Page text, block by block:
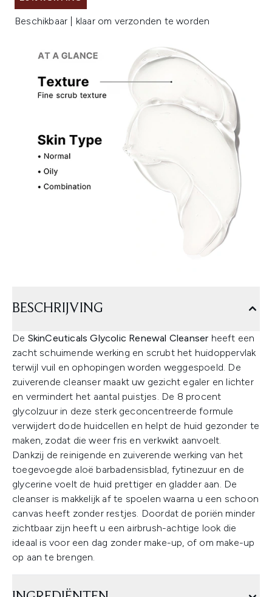
Beschikbaar | klaar om verzonden te worden
BESCHRIJVING
De SkinCeuticals Glycolic Renewal Cleanser heeft een
zacht schuimende werking en scrubt het huidoppervlak
terwijl vuil en ophopingen worden weggespoeld. De
zuiverende cleanser maakt uw gezicht egaler en lichter
en vermindert het aantal puistjes. De 8 procent
glycolzuur in deze sterk geconcentreerde formule
verwijdert dode huidcellen en helpt de huid gezonder te
maken, zodat die weer fris en verkwikt aanvoelt.
Dankzij de reinigende en zuiverende werking van het
toegevoegde aloë barbadensisblad, fytinezuur en de
glycerine voelt de huid prettiger en gladder aan. De
cleanser is makkelijk af te spoelen waarna u een schoon
canvas heeft zonder restjes. Doordat de poriën minder
zichtbaar zijn heeft u een airbrush-achtige look die
ideaal is voor een dag zonder make-up, of om make-up
op aan te brengen.